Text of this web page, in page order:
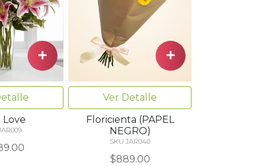
Love
Ver Detalle
Floricienta (PAPEL
NEGRO)
SKU JAR040
$889.00